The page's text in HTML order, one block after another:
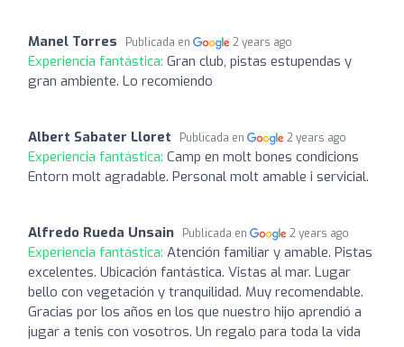
Manel Torres Publicada en 2 years ago
Experiencia fantástica: Gran club, pistas estupendas y
gran ambiente. Lo recomiendo
Albert Sabater Lloret Publicada en 2 years ago
Experiencia fantástica: Camp en molt bones condicions
Entorn molt agradable. Personal molt amable i servicial.
Alfredo Rueda Unsain Publicada en 2 years ago
Experiencia fantástica: Atención familiar y amable. Pistas
excelentes. Ubicación fantástica. Vistas al mar. Lugar
bello con vegetación y tranquilidad. Muy recomendable.
Gracias por los años en los que nuestro hijo aprendió a
jugar a tenis con vosotros. Un regalo para toda la vida ️